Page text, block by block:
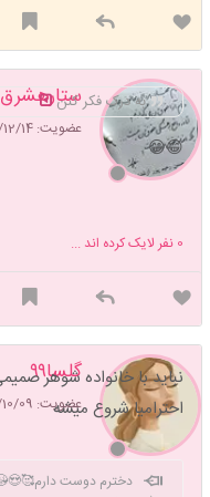
ستارهشرق
عضویت: 1399/12/14
به درک فکر کنن
😁😁
0 نفر لایک کرده اند ...
گلسا۹۹
عضویت: 1398/10/09
نباید با خانواده شوهر
احترامیا شروع میشه
دخترم دوست